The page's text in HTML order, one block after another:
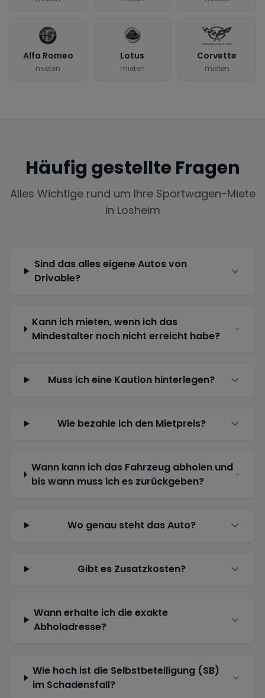
Alfa Romeo
mieten
Lotus
mieten
Corvette
mieten
Häufig gestellte Fragen
Alles Wichtige rund um Ihre Sportwagen-Miete
in Losheim
Sind das alles eigene Autos von
Drivable?
Kann ich mieten, wenn ich das
Mindestalter noch nicht erreicht habe?
Muss ich eine Kaution hinterlegen?
Wie bezahle ich den Mietpreis?
Wann kann ich das Fahrzeug abholen und
bis wann muss ich es zurückgeben?
Wo genau steht das Auto?
Gibt es Zusatzkosten?
Wann erhalte ich die exakte
Abholadresse?
Wie hoch ist die Selbstbeteiligung (SB)
im Schadensfall?